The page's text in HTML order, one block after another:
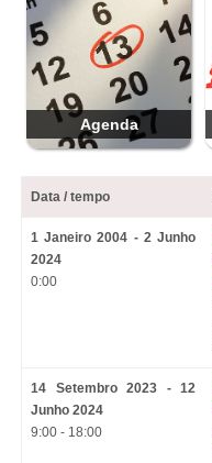
Agenda
Data / tempo
1 Janeiro 2004 - 2 Junho
2024
0:00
14 Setembro 2023 - 12
Junho 2024
9:00 - 18:00